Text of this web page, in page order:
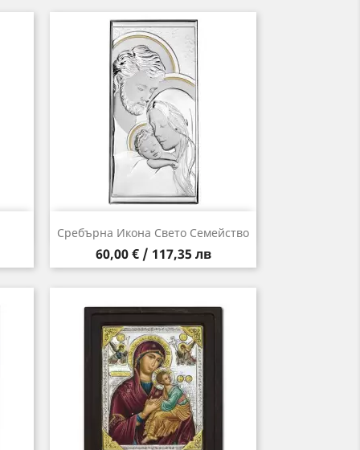
Сребърна Икона Свето Семейство
Цена
60,00 € / 117,35 лв
Бърз преглед